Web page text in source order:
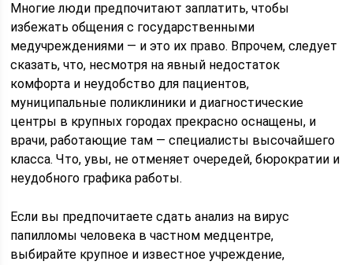
Многие люди предпочитают заплатить, чтобы
избежать общения с государственными
медучреждениями — и это их право. Впрочем, следует
сказать, что, несмотря на явный недостаток
комфорта и неудобство для пациентов,
муниципальные поликлиники и диагностические
центры в крупных городах прекрасно оснащены, и
врачи, работающие там — специалисты высочайшего
класса. Что, увы, не отменяет очередей, бюрократии и
неудобного графика работы.
Если вы предпочитаете сдать анализ на вирус
папилломы человека в частном медцентре,
выбирайте крупное и известное учреждение,